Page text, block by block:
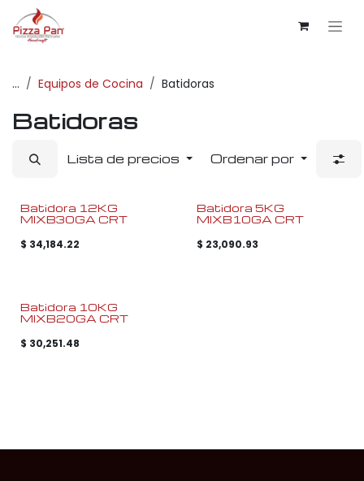
Ir al contenido
... Equipos de Cocina Batidoras
Batidoras
Lista de precios Ordenar por
Batidora 12KG
MIXB30GA CRT
$ 34,184.22
Batidora 5KG
MIXB10GA CRT
$ 23,090.93
Batidora 10KG
MIXB20GA CRT
$ 30,251.48